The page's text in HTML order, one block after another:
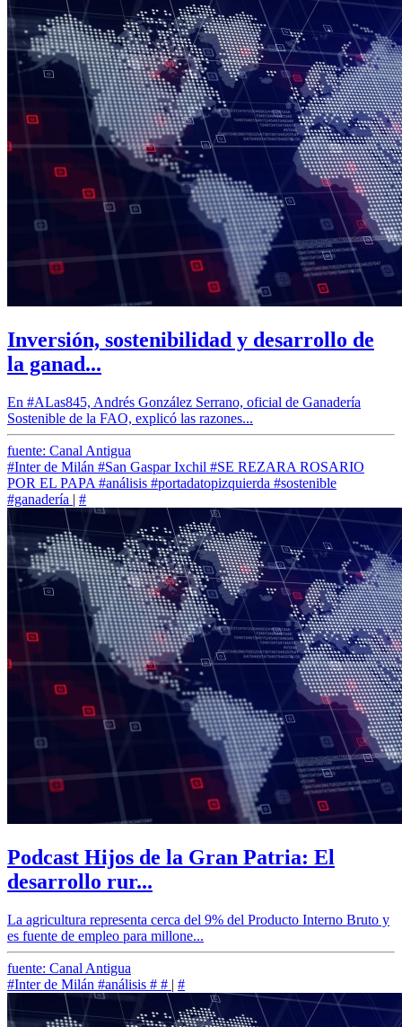
Inversión, sostenibilidad y desarrollo de
la ganad...
En #ALas845, Andrés González Serrano, oficial de Ganadería
Sostenible de la FAO, explicó las razones...
fuente: Canal Antigua
#Inter de Milán #San Gaspar Ixchil #SE REZARA ROSARIO
POR EL PAPA #análisis #portadatopizquierda #sostenible
#ganadería | #
Podcast Hijos de la Gran Patria: El
desarrollo rur...
La agricultura representa cerca del 9% del Producto Interno Bruto y
es fuente de empleo para millone...
fuente: Canal Antigua
#Inter de Milán #análisis # # | #